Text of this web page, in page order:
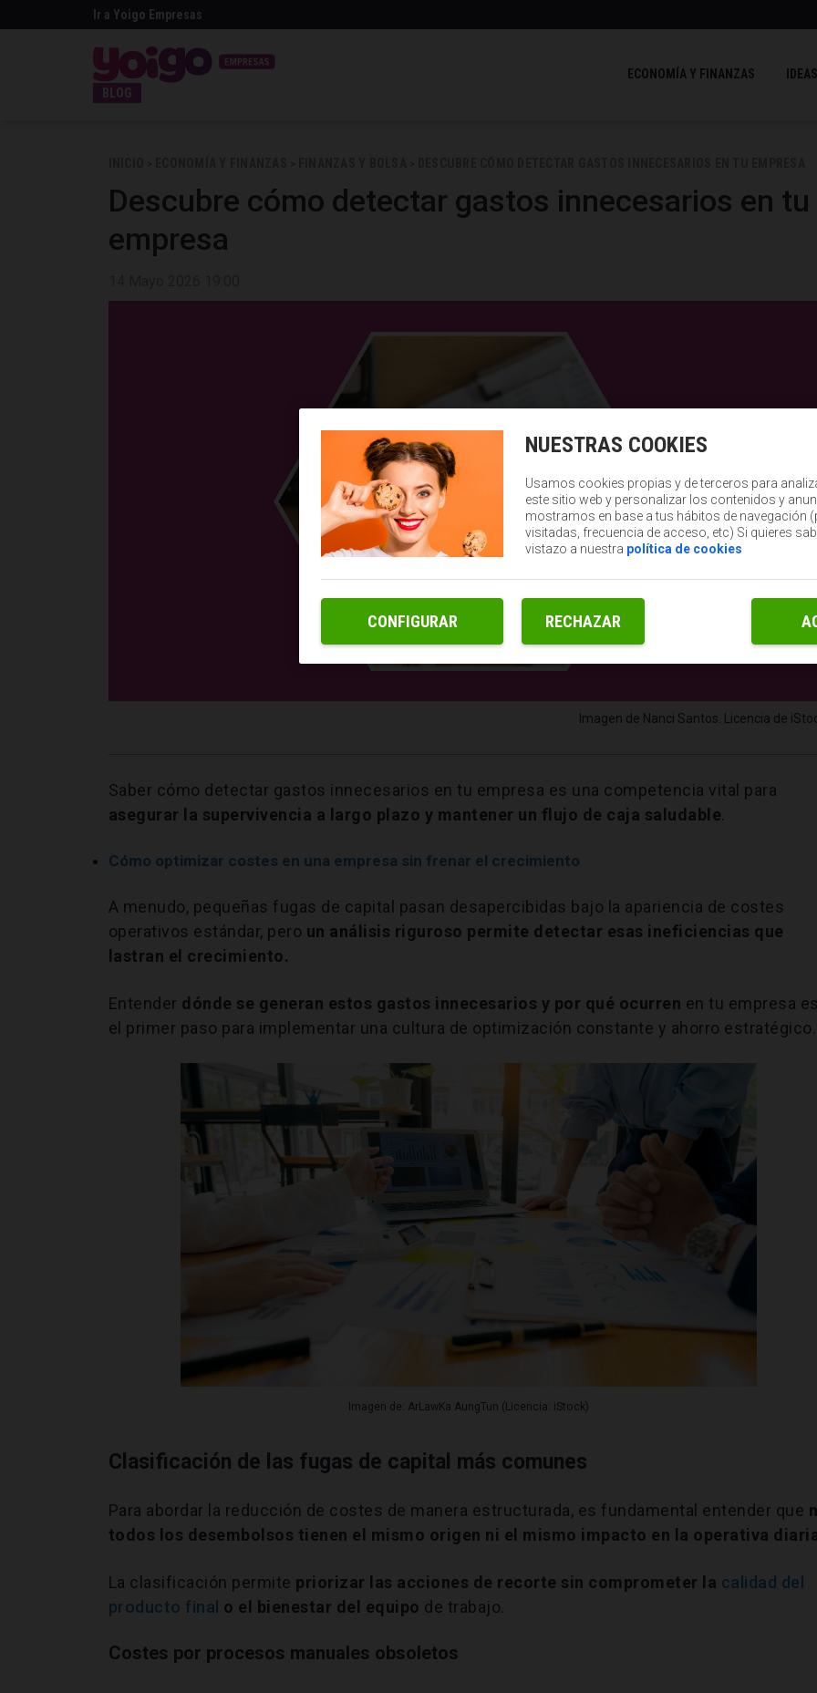
Ir a Yoigo Empresas
BLOG
ECONOMÍA Y FINANZAS
Descubre cómo detectar gastos innecesarios en tu
empresa
Imagen de Nanci Santos. Licencia de
Saber cómo detectar gastos innecesarios en tu empresa es una competencia vital para
asegurar la supervivencia a largo plazo y mantener un flujo de caja saludable.
Cómo optimizar costes en una empresa sin frenar el crecimiento
A menudo, pequeñas fugas de capital pasan desapercibidas bajo la apariencia de costes
operativos estándar, pero un análisis riguroso permite detectar esas ineficiencias que
lastran el crecimiento.
Entender dónde se generan estos gastos innecesarios y por qué ocurren en tu empresa
el primer paso para implementar una cultura de optimización constante y ahorro estratégico.
Imagen de: ArLawKa AungTun (Licencia: iStock)
Clasificación de las fugas de capital más comunes
Para abordar la reducción de costes de manera estructurada, es fundamental entender que
todos los desembolsos tienen el mismo origen ni el mismo impacto en la operativa
La clasificación permite priorizar las acciones de recorte sin comprometer la calidad del
producto final o el bienestar del equipo de trabajo.
Costes por procesos manuales obsoletos
NUESTRAS COOKIES
Usamos cookies propias y de terceros para
este sitio web y personalizar los contenidos y
mostramos en base a tus hábitos de navegación
visitadas, frecuencia de acceso, etc) Si quieres
vistazo a nuestra política de cookies
RECHAZAR
CONFIGURAR